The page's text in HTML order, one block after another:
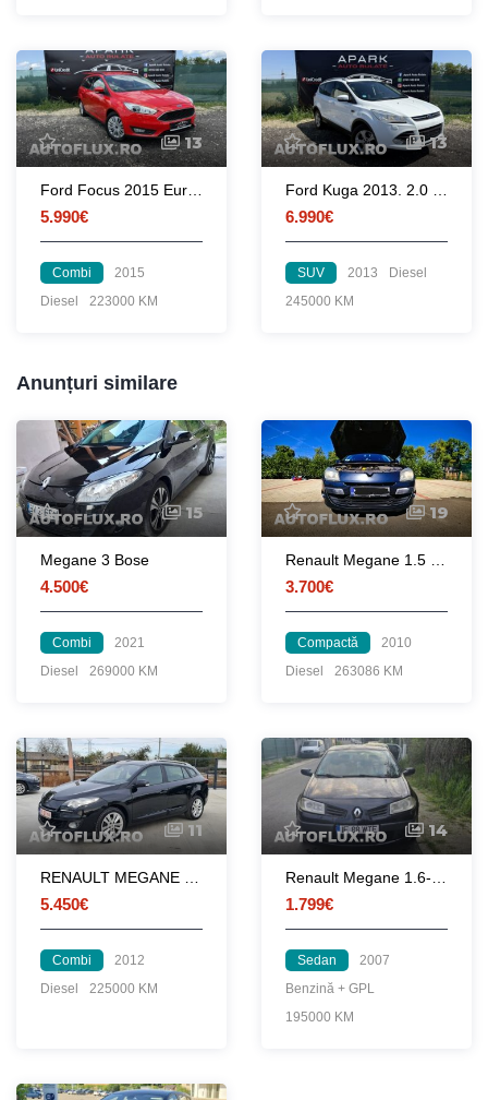
13
5.990€
Combi
2015
Diesel
223000 KM
13
6.990€
SUV 2013
Diesel
245000 KM
Anunțuri similare
15
Megane 3 Bose
4.500€
Combi
2021
Diesel
269000 KM
19
3.700€
Compactă
2010
Diesel
263086 KM
11
RENAULT MEGANE 1.5DCI - 2012
5.450€
Combi
2012
Diesel
225000 KM
14
Renault Megane 1.6-16v cu gpl
1.799€
Sedan
2007
Benzină + GPL
195000 KM